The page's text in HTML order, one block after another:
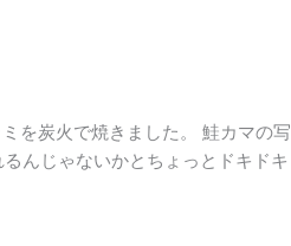
を炭火で焼きました。 鮭カマの写
んじゃないかとちょっとドキドキ